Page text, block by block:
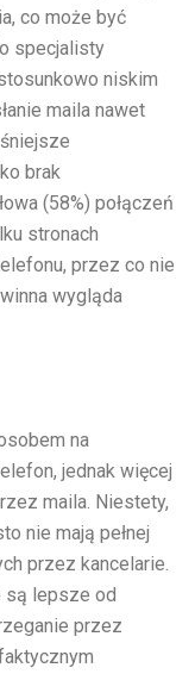
co może być
specjalisty
niskim
maila nawet
brak
(58%) połączeń
stronach
przez co nie
wygląda
na
jednak więcej
maila. Niestety,
nie mają pełnej
przez kancelarie.
są lepsze od
przez